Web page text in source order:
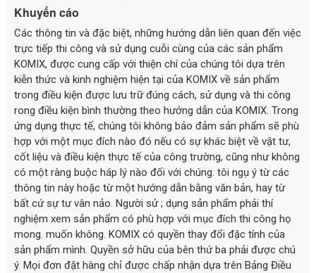
Khuyến cáo
Các thông tin và đặc biệt, những hướng dẫn liên quan đến việc
trực tiếp thi công và sử dụng cuỗi cùng của các sản phẩm
KOMIX, được cung cấp với thiện chí của chúng tôi dựa trên
kiễn thức và kinh nghiệm hiện tại của KOMIX về sản phẩm
trong điều kiện được lưu trữ đúng cách, sử dụng và thi công
rong điều kiện bình thường theo hướng dẫn của KOMIX. Trong
ứng dụng thực tế, chúng tôi không bảo đảm sản phẩm sẽ phù
hợp với một mục đích nào đó nếu có sự khác biệt về vật tư,
cốt liệu và điều kiện thực tế của công trường, cũng như không
có một ràng buộc háp lý nào đối với chúng. tôi ngụ ý từ các
thông tin này hoặc từ một hướng dẫn bằng văn bản, hay từ
bất cứ sự tư vân nảo. Người sử ; dụng sản phẩm phải thí
nghiệm xem sản phẩm có phù hợp với mục đích thi công họ
mong. muốn không. KOMIX có quyền thay đổi đặc tính của
sản phẩm mình. Quyền sở hữu của bên thứ ba phải được chú
ý. Mọi đơn đặt hàng chỉ được chấp nhận dựa trên Bảng Điều